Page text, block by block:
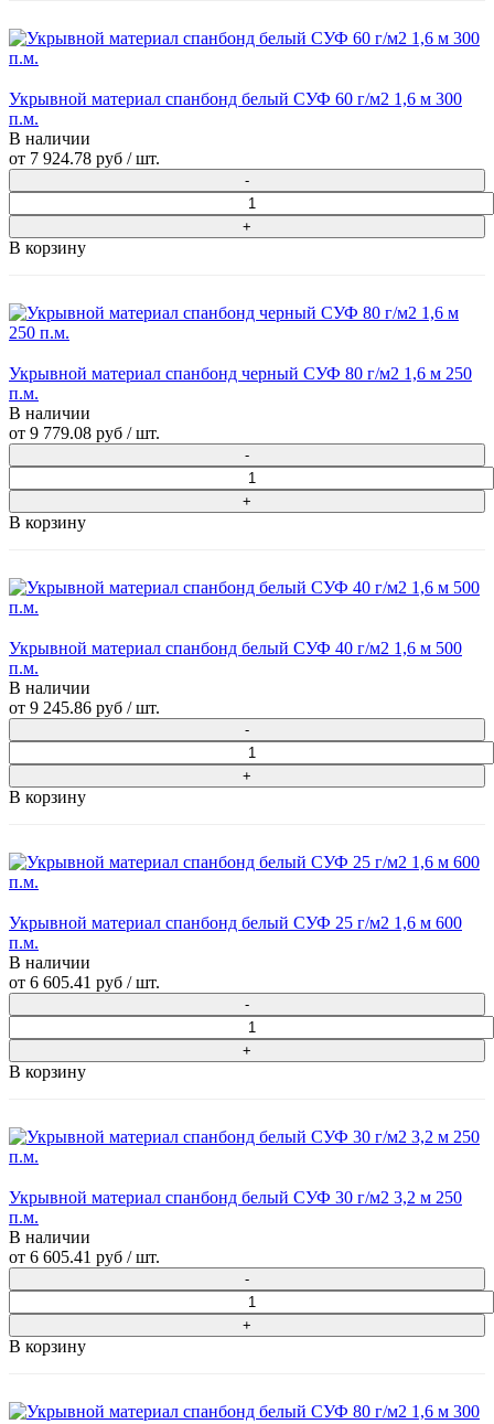
Укрывной материал спанбонд белый СУФ 60 г/м2 1,6 м 300
п.м.
В наличии
от 7 924.78 руб / шт.
В корзину
Укрывной материал спанбонд черный СУФ 80 г/м2 1,6 м 250
п.м.
В наличии
от 9 779.08 руб / шт.
В корзину
Укрывной материал спанбонд белый СУФ 40 г/м2 1,6 м 500
п.м.
В наличии
от 9 245.86 руб / шт.
В корзину
Укрывной материал спанбонд белый СУФ 25 г/м2 1,6 м 600
п.м.
В наличии
от 6 605.41 руб / шт.
В корзину
Укрывной материал спанбонд белый СУФ 30 г/м2 3,2 м 250
п.м.
В наличии
от 6 605.41 руб / шт.
В корзину